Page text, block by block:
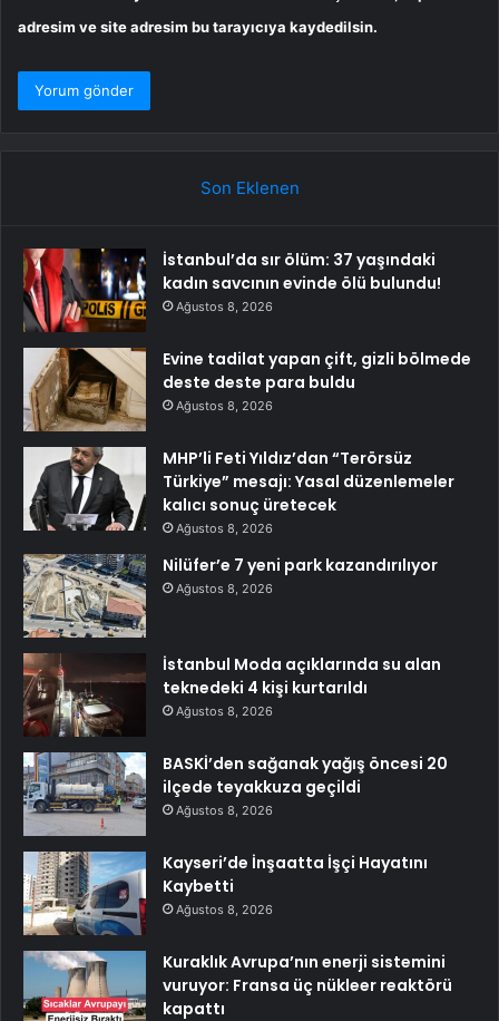
adresim ve site adresim bu tarayıcıya kaydedilsin.
Son Eklenen
İstanbul’da sır ölüm: 37 yaşındaki
kadın savcının evinde ölü bulundu!
Ağustos 8, 2026
Evine tadilat yapan çift, gizli bölmede
deste deste para buldu
Ağustos 8, 2026
MHP’li Feti Yıldız’dan “Terörsüz
Türkiye” mesajı: Yasal düzenlemeler
kalıcı sonuç üretecek
Ağustos 8, 2026
Nilüfer’e 7 yeni park kazandırılıyor
Ağustos 8, 2026
İstanbul Moda açıklarında su alan
teknedeki 4 kişi kurtarıldı
Ağustos 8, 2026
BASKİ’den sağanak yağış öncesi 20
ilçede teyakkuza geçildi
Ağustos 8, 2026
Kayseri’de İnşaatta İşçi Hayatını
Kaybetti
Ağustos 8, 2026
Kuraklık Avrupa’nın enerji sistemini
vuruyor: Fransa üç nükleer reaktörü
kapattı